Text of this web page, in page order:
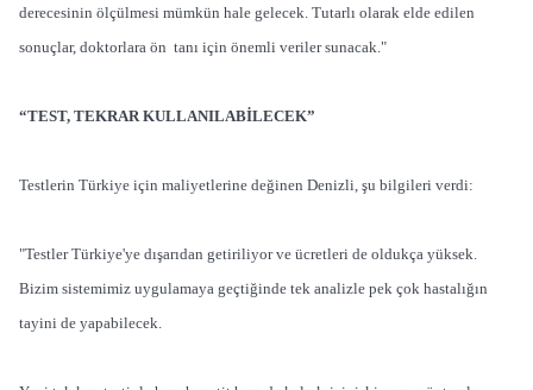
derecesinin ölçülmesi mümkün hale gelecek. Tutarlı olarak elde edilen
sonuçlar, doktorlara ön tanı için önemli veriler sunacak."
“TEST, TEKRAR KULLANILABİLECEK”
Testlerin Türkiye için maliyetlerine değinen Denizli, şu bilgileri verdi:
"Testler Türkiye'ye dışarıdan getiriliyor ve ücretleri de oldukça yüksek.
Bizim sistemimiz uygulamaya geçtiğinde tek analizle pek çok hastalığın
tayini de yapabilecek.